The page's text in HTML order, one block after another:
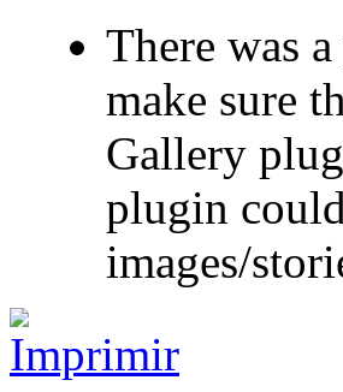
There was
make sure
Gallery
plugin
images/